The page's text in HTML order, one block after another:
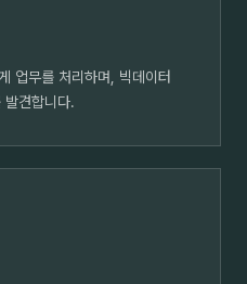
업무를 처리하며, 빅데이터
발견합니다.